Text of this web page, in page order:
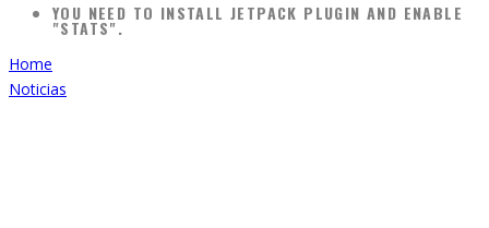
YOU NEED TO INSTALL JETPACK PLUGIN AND ENABLE
"STATS".
Home
Noticias